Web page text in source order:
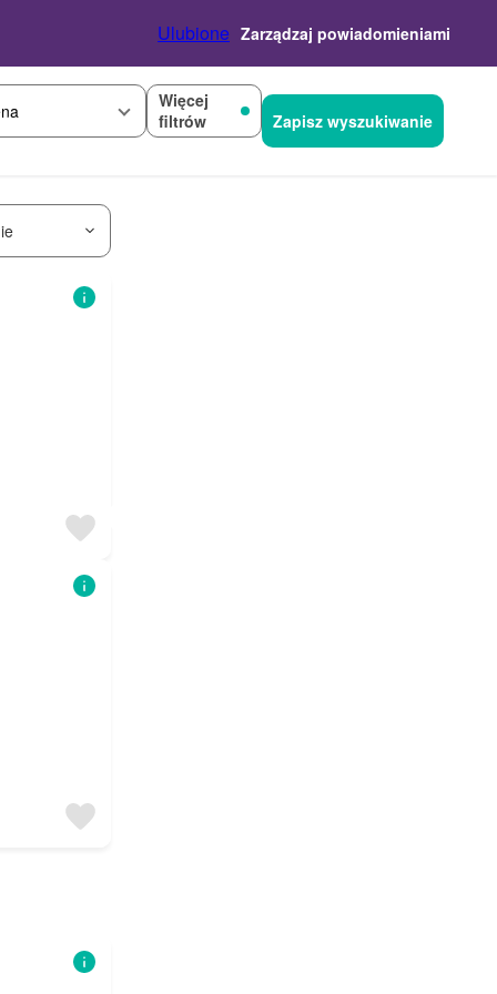
Ulubione Zarządzaj powiadomieniami
Więcej
filtrów
Zapisz wyszukiwanie